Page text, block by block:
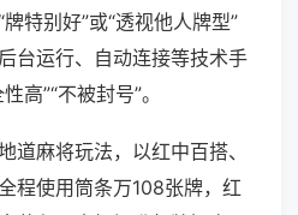
特别好”或“透视他人牌型”
台运行、自动连接等技术手
高”“不被封号”。
道麻将玩法，以红中百搭、
程使用筒条万108张牌，红